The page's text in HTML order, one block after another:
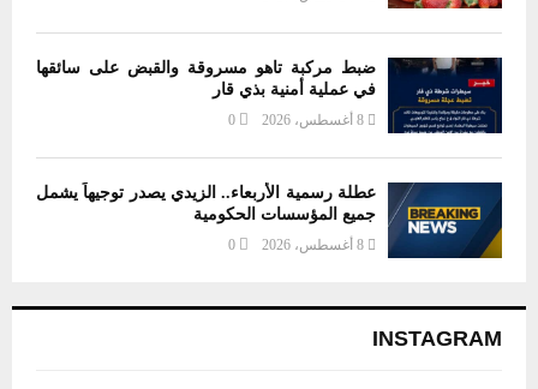
ضبط مركبة تاهو مسروقة والقبض على سائقها
في عملية أمنية بذي قار
8 أغسطس، 2026 0
عطلة رسمية الأربعاء.. الزيدي يصدر توجيهاً يشمل
جميع المؤسسات الحكومية
8 أغسطس، 2026 0
INSTAGRAM